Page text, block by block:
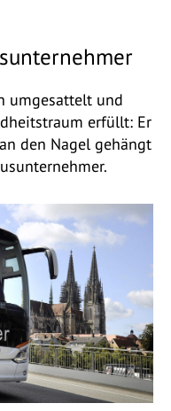
umgesattelt und
erfüllt: Er
den Nagel gehängt